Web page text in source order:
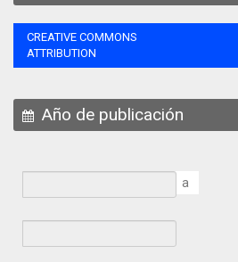
CREATIVE COMMONS
ATTRIBUTION
Año de publicación
a